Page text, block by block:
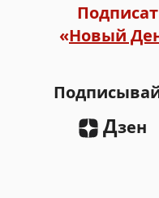
«Новый
Дзен